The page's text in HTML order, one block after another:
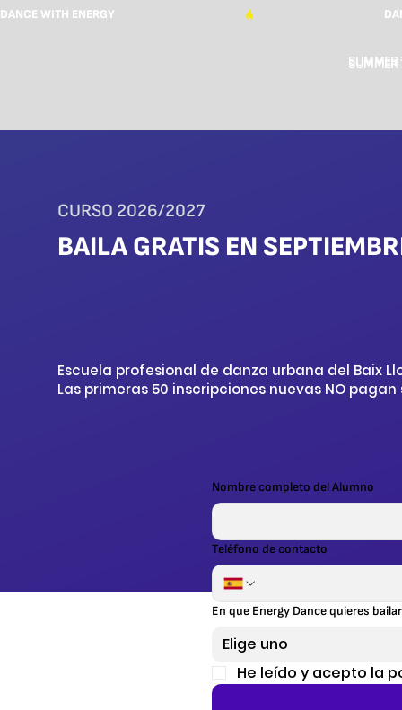
SUMMER
SUMMER
CURSO 2026/2027
BAILA GRATIS EN
Escuela profesional de danza urbana del Baix
Las primeras 50 inscripciones nuevas NO
Nombre completo del Alumno
Teléfono de contacto
En que Energy Dance quieres
Elige uno
He leído y acepto la